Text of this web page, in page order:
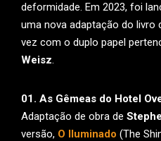
deformidade. Em 2023, foi
uma nova adaptação do livro
vez com o duplo papel
Weisz.
01. As Gêmeas do Hotel
Adaptação de obra de
versão, O Iluminado (The